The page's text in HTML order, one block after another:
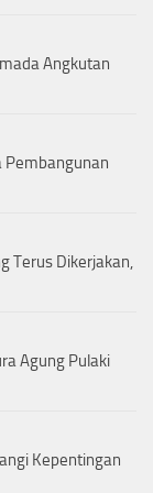
Angkutan
Pembangunan
Terus Dikerjakan,
Agung Pulaki
Kepentingan